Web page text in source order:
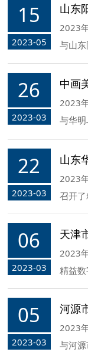
15
2023-05
2023
与山
建设
26
2023-03
2023
与华
理咨
22
2023-03
2023
召开了
06
2023-03
2023
精益数
05
2023-03
2023
与河